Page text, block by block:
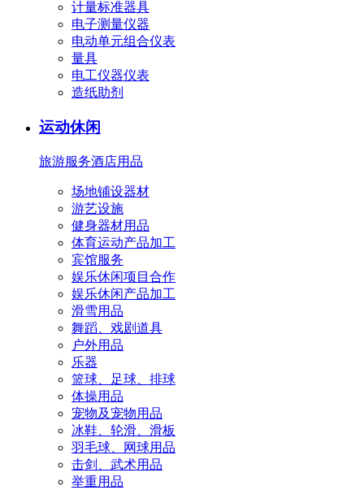
计量标准器具
电子测量仪器
电动单元组合仪表
量具
电工仪器仪表
造纸助剂
运动休闲
旅游服务酒店用品
场地铺设器材
游艺设施
健身器材用品
体育运动产品加工
宾馆服务
娱乐休闲项目合作
娱乐休闲产品加工
滑雪用品
舞蹈、戏剧道具
户外用品
乐器
篮球、足球、排球
体操用品
宠物及宠物用品
冰鞋、轮滑、滑板
羽毛球、网球用品
击剑、武术用品
举重用品